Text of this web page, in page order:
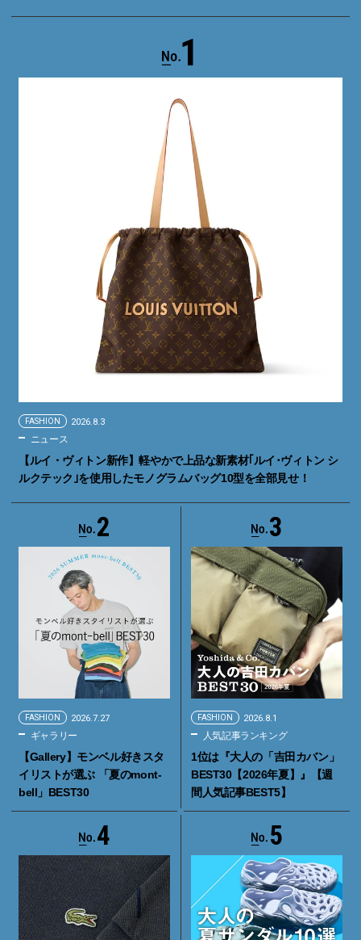
1
FASHION 2026.8.3
ニュース
【ルイ・ヴィトン新作】軽やかで上品な新素材｢ルイ･ヴィトン シ
ルクテック｣を使用したモノグラムバッグ10型を全部見せ！
2
FASHION 2026.7.27
ギャラリー
【Gallery】モンベル好きスタ
イリストが選ぶ 「夏のmont-
bell」BEST30
3
FASHION 2026.8.1
人気記事ランキング
1位は『大人の「吉田カバン」
BEST30【2026年夏】』【週
間人気記事BEST5】
4 5